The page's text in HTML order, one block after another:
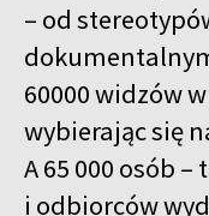
– od
60000 widzów
wybierając się
A 65 000 osób
i odbiorców